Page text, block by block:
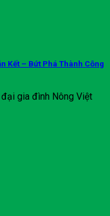
Kết – Bứt Phá Thành Công
gia đình Nông Việt